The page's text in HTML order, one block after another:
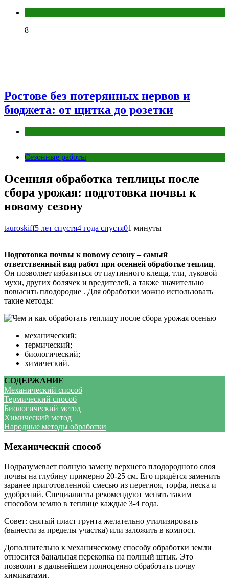
8
Ростове без потерянных нервов и
бюджета: от щитка до розетки
Сезонные работы
Осенняя обработка теплицы после
сбора урожая: подготовка почвы к
новому сезону
tauroskiff5 лет спустя4 года спустя01 минуты
Подготовка почвы к новому сезону – самый
ответственный вид работ при осенней обработке теплиц.
Он позволяет избавиться от паутинного клеща, тли, луковой
мухи, других болячек и вредителей, а также значительно
повысить плодородие . Для обработки можно использовать
такие методы:
механический;
термический;
биологический;
химический.
СОДЕРЖАНИЕ
Механический способ
Термический способ
Биологический метод
Химический метод
Народные методы обработки
Механический способ
Подразумевает полную замену верхнего плодородного слоя
почвы на глубину примерно 20-25 см. Его придётся заменить
заранее приготовленной смесью из перегноя, торфа, песка и
удобрений. Специалисты рекомендуют менять таким
способом землю в теплице каждые 3-4 года.
Совет: снятый пласт грунта желательно утилизировать
(вынести за пределы участка) или заложить в компост.
Дополнительно к механическому способу обработки земли
относится банальная перекопка на полный штык. Это
позволит в дальнейшем полноценно обработать почву
химикатами.